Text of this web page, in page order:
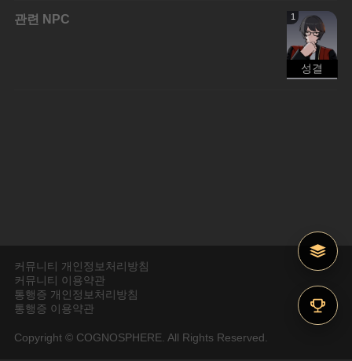
관련 NPC 1
성결
커뮤니티 개인정보처리방침
커뮤니티 이용약관
통행증 개인정보처리방침
통행증 이용약관
Copyright © COGNOSPHERE. All Rights Reserved.